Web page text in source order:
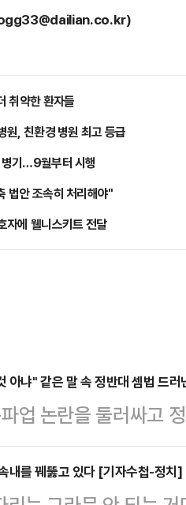
취약한 환자들
, 친환경 병원 최고 등급
기…9월부터 시행
법안 조속히 처리해야"
자에 웰니스키트 전달
아냐" 같은 말 속 정반대 셈법 드러
업 논란을 둘러싸고
로운 점은 정부 인사
아니다"라는 인식을
내를 꿰뚫고 있다 [기자수첩-정치]